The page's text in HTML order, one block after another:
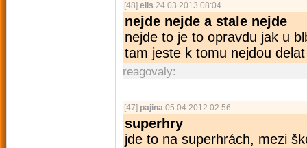
[48] elis 24.03.2013 08:04
nejde nejde a stale nejde
nejde to je to opravdu jak u
tam jeste k tomu nejdou
reagovaly:
[47] pajina 05.04.2012 02:56
superhry
jde to na superhrách, mezi